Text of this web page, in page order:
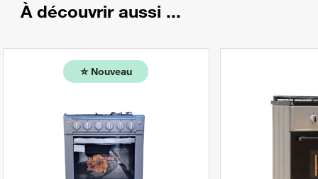
À découvrir aussi ...
⭐️ Nouveau